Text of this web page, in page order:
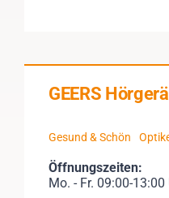
GEERS
Gesund & Schön
Öffnungszeiten:
Mo. - Fr. 09:00-